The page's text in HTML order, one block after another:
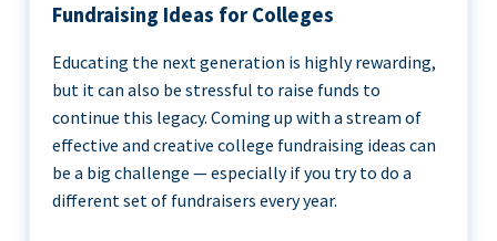
Fundraising Ideas for Colleges
Educating the next generation is highly rewarding,
but it can also be stressful to raise funds to
continue this legacy. Coming up with a stream of
effective and creative college fundraising ideas can
be a big challenge — especially if you try to do a
different set of fundraisers every year.